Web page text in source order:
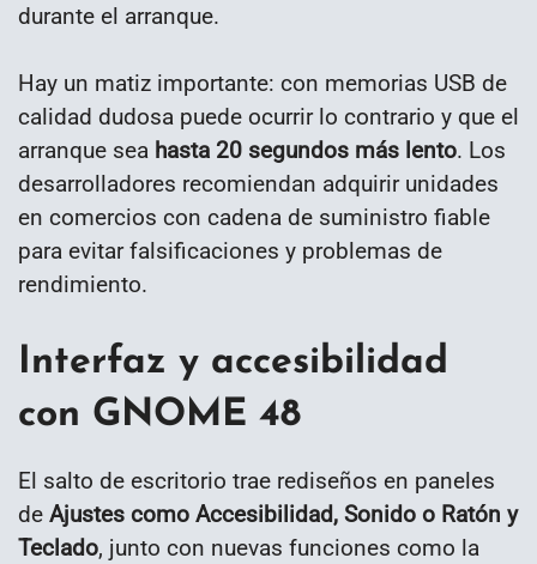
durante el arranque.
Hay un matiz importante: con memorias USB de
calidad dudosa puede ocurrir lo contrario y que el
arranque sea hasta 20 segundos más lento. Los
desarrolladores recomiendan adquirir unidades
en comercios con cadena de suministro fiable
para evitar falsificaciones y problemas de
rendimiento.
Interfaz y accesibilidad
con GNOME 48
El salto de escritorio trae rediseños en paneles
de Ajustes como Accesibilidad, Sonido o Ratón y
Teclado, junto con nuevas funciones como la